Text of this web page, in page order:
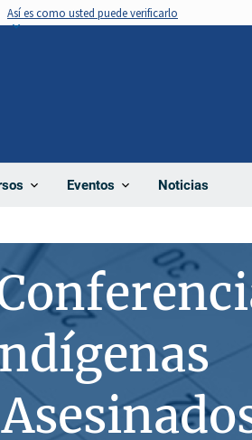
Así es como usted puede verificarlo
Eventos Noticias